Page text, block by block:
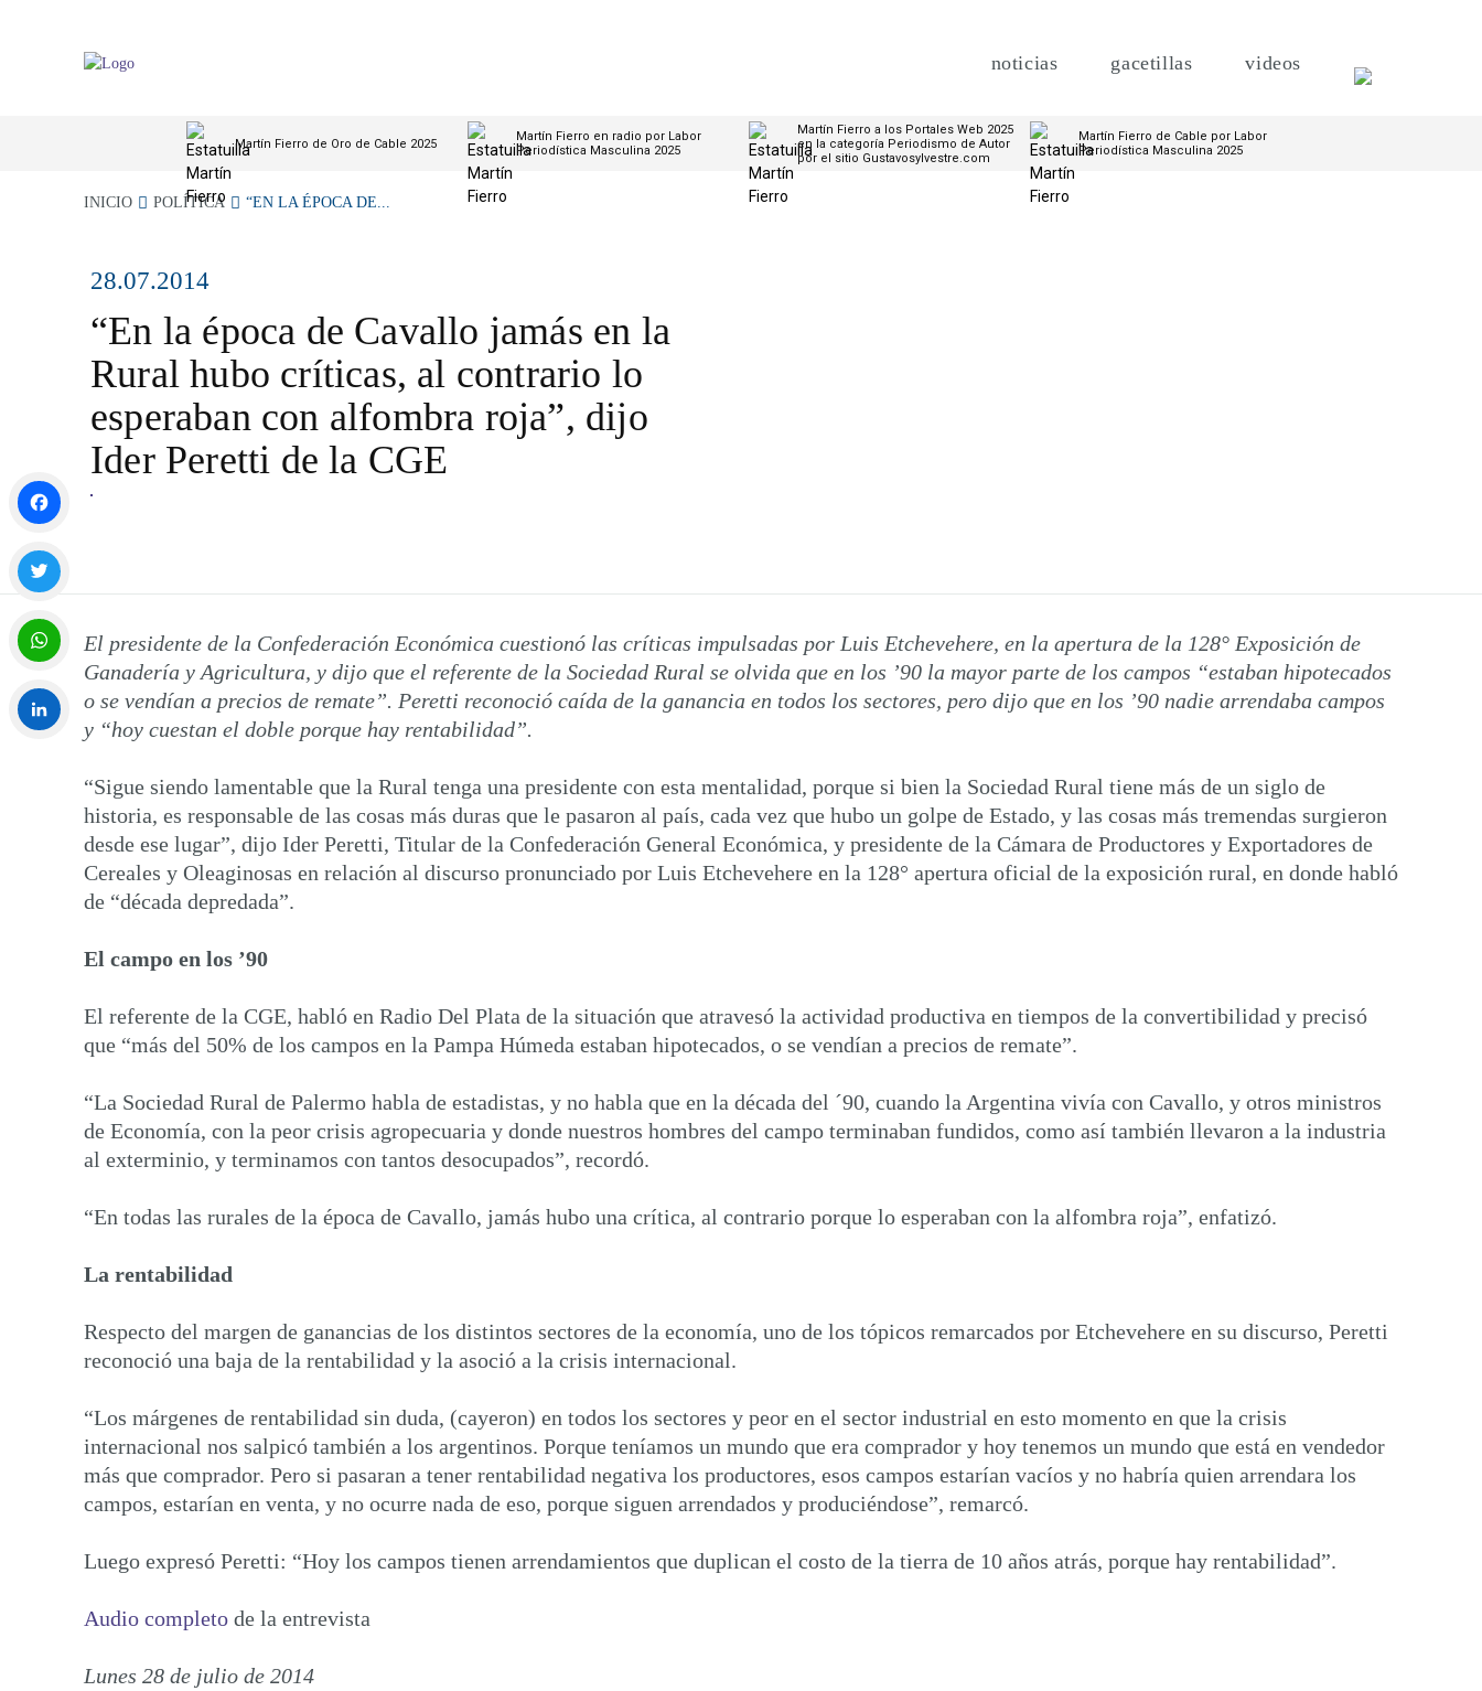
noticias gacetillas videos
Martín Fierro de Oro de Cable 2025
Martín Fierro en radio por Labor
Periodística Masculina 2025
Martín Fierro a los Portales Web 2025
en la categoría Periodismo de Autor
por el sitio Gustavosylvestre.com
Martín Fierro de Cable por Labor
Periodística Masculina 2025
INICIO POLÍTICA “EN LA ÉPOCA DE...
28.07.2014
“En la época de Cavallo jamás en la
Rural hubo críticas, al contrario lo
esperaban con alfombra roja”, dijo
Ider Peretti de la CGE
El presidente de la Confederación Económica cuestionó las críticas impulsadas por Luis Etchevehere, en la apertura de la 128° Exposición de
Ganadería y Agricultura, y dijo que el referente de la Sociedad Rural se olvida que en los ’90 la mayor parte de los campos “estaban hipotecados
o se vendían a precios de remate”. Peretti reconoció caída de la ganancia en todos los sectores, pero dijo que en los ’90 nadie arrendaba campos
y “hoy cuestan el doble porque hay rentabilidad”.
“Sigue siendo lamentable que la Rural tenga una presidente con esta mentalidad, porque si bien la Sociedad Rural tiene más de un siglo de
historia, es responsable de las cosas más duras que le pasaron al país, cada vez que hubo un golpe de Estado, y las cosas más tremendas surgieron
desde ese lugar”, dijo Ider Peretti, Titular de la Confederación General Económica, y presidente de la Cámara de Productores y Exportadores de
Cereales y Oleaginosas en relación al discurso pronunciado por Luis Etchevehere en la 128° apertura oficial de la exposición rural, en donde habló
de “década depredada”.
El campo en los ’90
El referente de la CGE, habló en Radio Del Plata de la situación que atravesó la actividad productiva en tiempos de la convertibilidad y precisó
que “más del 50% de los campos en la Pampa Húmeda estaban hipotecados, o se vendían a precios de remate”.
“La Sociedad Rural de Palermo habla de estadistas, y no habla que en la década del ´90, cuando la Argentina vivía con Cavallo, y otros ministros
de Economía, con la peor crisis agropecuaria y donde nuestros hombres del campo terminaban fundidos, como así también llevaron a la industria
al exterminio, y terminamos con tantos desocupados”, recordó.
“En todas las rurales de la época de Cavallo, jamás hubo una crítica, al contrario porque lo esperaban con la alfombra roja”, enfatizó.
La rentabilidad
Respecto del margen de ganancias de los distintos sectores de la economía, uno de los tópicos remarcados por Etchevehere en su discurso, Peretti
reconoció una baja de la rentabilidad y la asoció a la crisis internacional.
“Los márgenes de rentabilidad sin duda, (cayeron) en todos los sectores y peor en el sector industrial en esto momento en que la crisis
internacional nos salpicó también a los argentinos. Porque teníamos un mundo que era comprador y hoy tenemos un mundo que está en vendedor
más que comprador. Pero si pasaran a tener rentabilidad negativa los productores, esos campos estarían vacíos y no habría quien arrendara los
campos, estarían en venta, y no ocurre nada de eso, porque siguen arrendados y produciéndose”, remarcó.
Luego expresó Peretti: “Hoy los campos tienen arrendamientos que duplican el costo de la tierra de 10 años atrás, porque hay rentabilidad”.
Audio completo de la entrevista
Lunes 28 de julio de 2014
Facebook
Twitter
WhatsApp